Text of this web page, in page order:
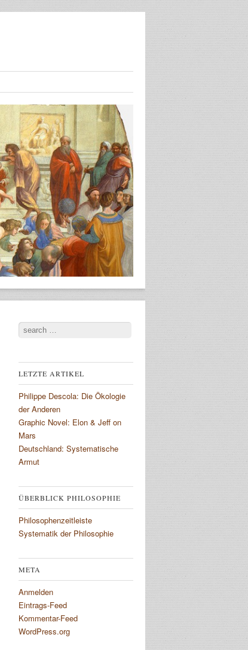
Search
LETZTE ARTIKEL
Philippe Descola: Die Ökologie
der Anderen
Graphic Novel: Elon & Jeff on
Mars
Deutschland: Systematische
Armut
ÜBERBLICK PHILOSOPHIE
Philosophenzeitleiste
Systematik der Philosophie
META
Anmelden
Eintrags-Feed
Kommentar-Feed
WordPress.org